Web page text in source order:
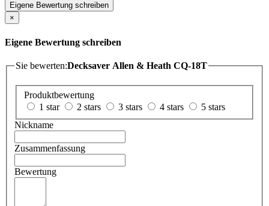
Eigene Bewertung schreiben
×
Eigene Bewertung schreiben
Sie bewerten:Decksaver Allen & Heath CQ-18T
Produktbewertung
1 star
2 stars 3 stars 4 stars
5 stars
Nickname
Zusammenfassung
Bewertung